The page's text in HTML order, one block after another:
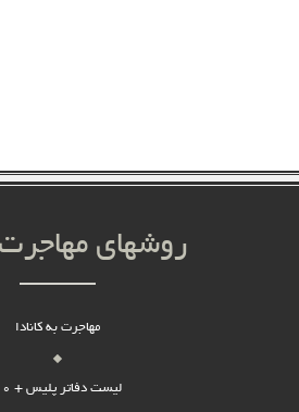
روشهای مهاجرت
مهاجرت به کانادا
لیست دفاتر پلیس + 10